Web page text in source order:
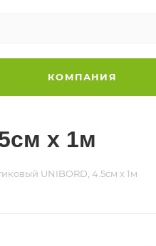
КОМПАНИЯ
х 1м
UNIBORD, 4.5см х 1м